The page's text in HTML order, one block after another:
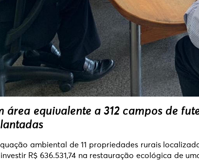
área equivalente a 312 campos de
ambiental de 11 propriedades rurais
R$ 636.531,74 na restauração ecológica de